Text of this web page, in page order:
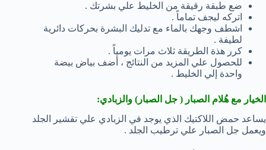
ضع طبقة رقيقة من الخليط علي بشرتك .
اتركه ليجف تماماً .
اشطف وجهك بالماء مع تدليك البشرة بحركات دائرية
لطيفة .
كرر هذة الطريقة ثلاث مرات يومياً .
للحصول علي المزيد من النتائج ، أضف بياض بيضة
واحدة إلي الخليط .
الخيار مع هُلام الصبار ( جل الصبار) والزبادي:
يساعد حمض اللاكتيك الذي يوجد في الزبادي علي تقشير الجلد
ويعمل جل الصبار علي ترطيب الجلد .